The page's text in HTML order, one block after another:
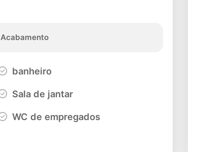
Acabamento
banheiro
Sala de jantar
WC de empregados